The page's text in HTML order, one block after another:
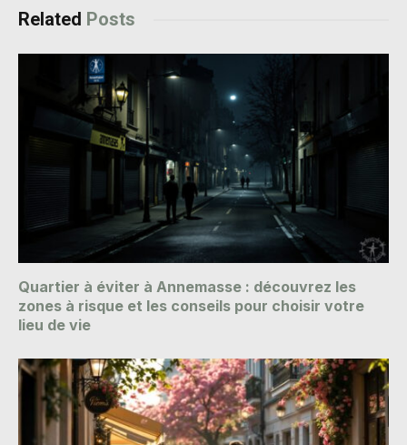
Related Posts
Quartier à éviter à Annemasse : découvrez les
zones à risque et les conseils pour choisir votre
lieu de vie